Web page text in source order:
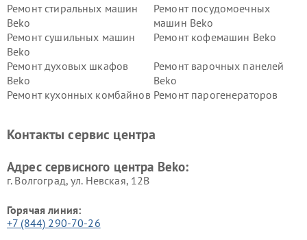
Ремонт стиральных машин
Beko
Ремонт посудомоечных
машин Beko
Ремонт сушильных машин
Beko
Ремонт кофемашин Beko
Ремонт духовых шкафов
Beko
Ремонт варочных панелей
Beko
Ремонт кухонных комбайнов Ремонт парогенераторов
Ремонт холодильников Beko Ремонт морозильных камер
Контакты сервис центра
Адрес сервисного центра Beko:
г. Волгоград, ул. Невская, 12В
Горячая линия:
+7 (844) 290-70-26